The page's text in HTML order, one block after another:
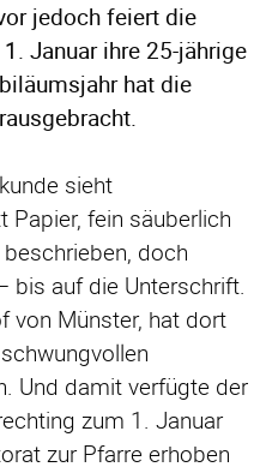
jedoch feiert die
Januar ihre 25-jährige
hat die
sieht
Papier, fein säuberlich
doch
bis auf die Unterschrift.
von Münster, hat dort
Und damit verfügte der
zum 1. Januar
zur Pfarre erhoben